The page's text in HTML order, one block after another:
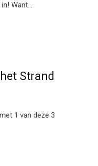
Want…
Strand
1 van deze 3